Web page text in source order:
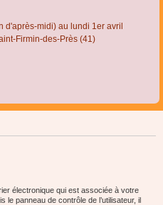
d'après-midi) au lundi 1er avril
Firmin-des-Près (41)
électronique qui est associée à votre
le panneau de contrôle de l’utilisateur, il